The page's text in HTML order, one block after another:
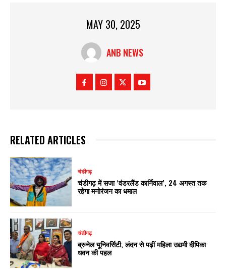
MAY 30, 2025
ANB NEWS
RELATED ARTICLES
चंडीगढ़
चंडीगढ़ में सजा ‘वंडरलैंड कार्निवाल’, 24 अगस्त तक
रहेगा मनोरंजन का धमाल
चंडीगढ़
ब्रुनेल यूनिवर्सिटी, लंदन से पढ़ीं महिला उद्यमी दीपिका
धवन की पहल